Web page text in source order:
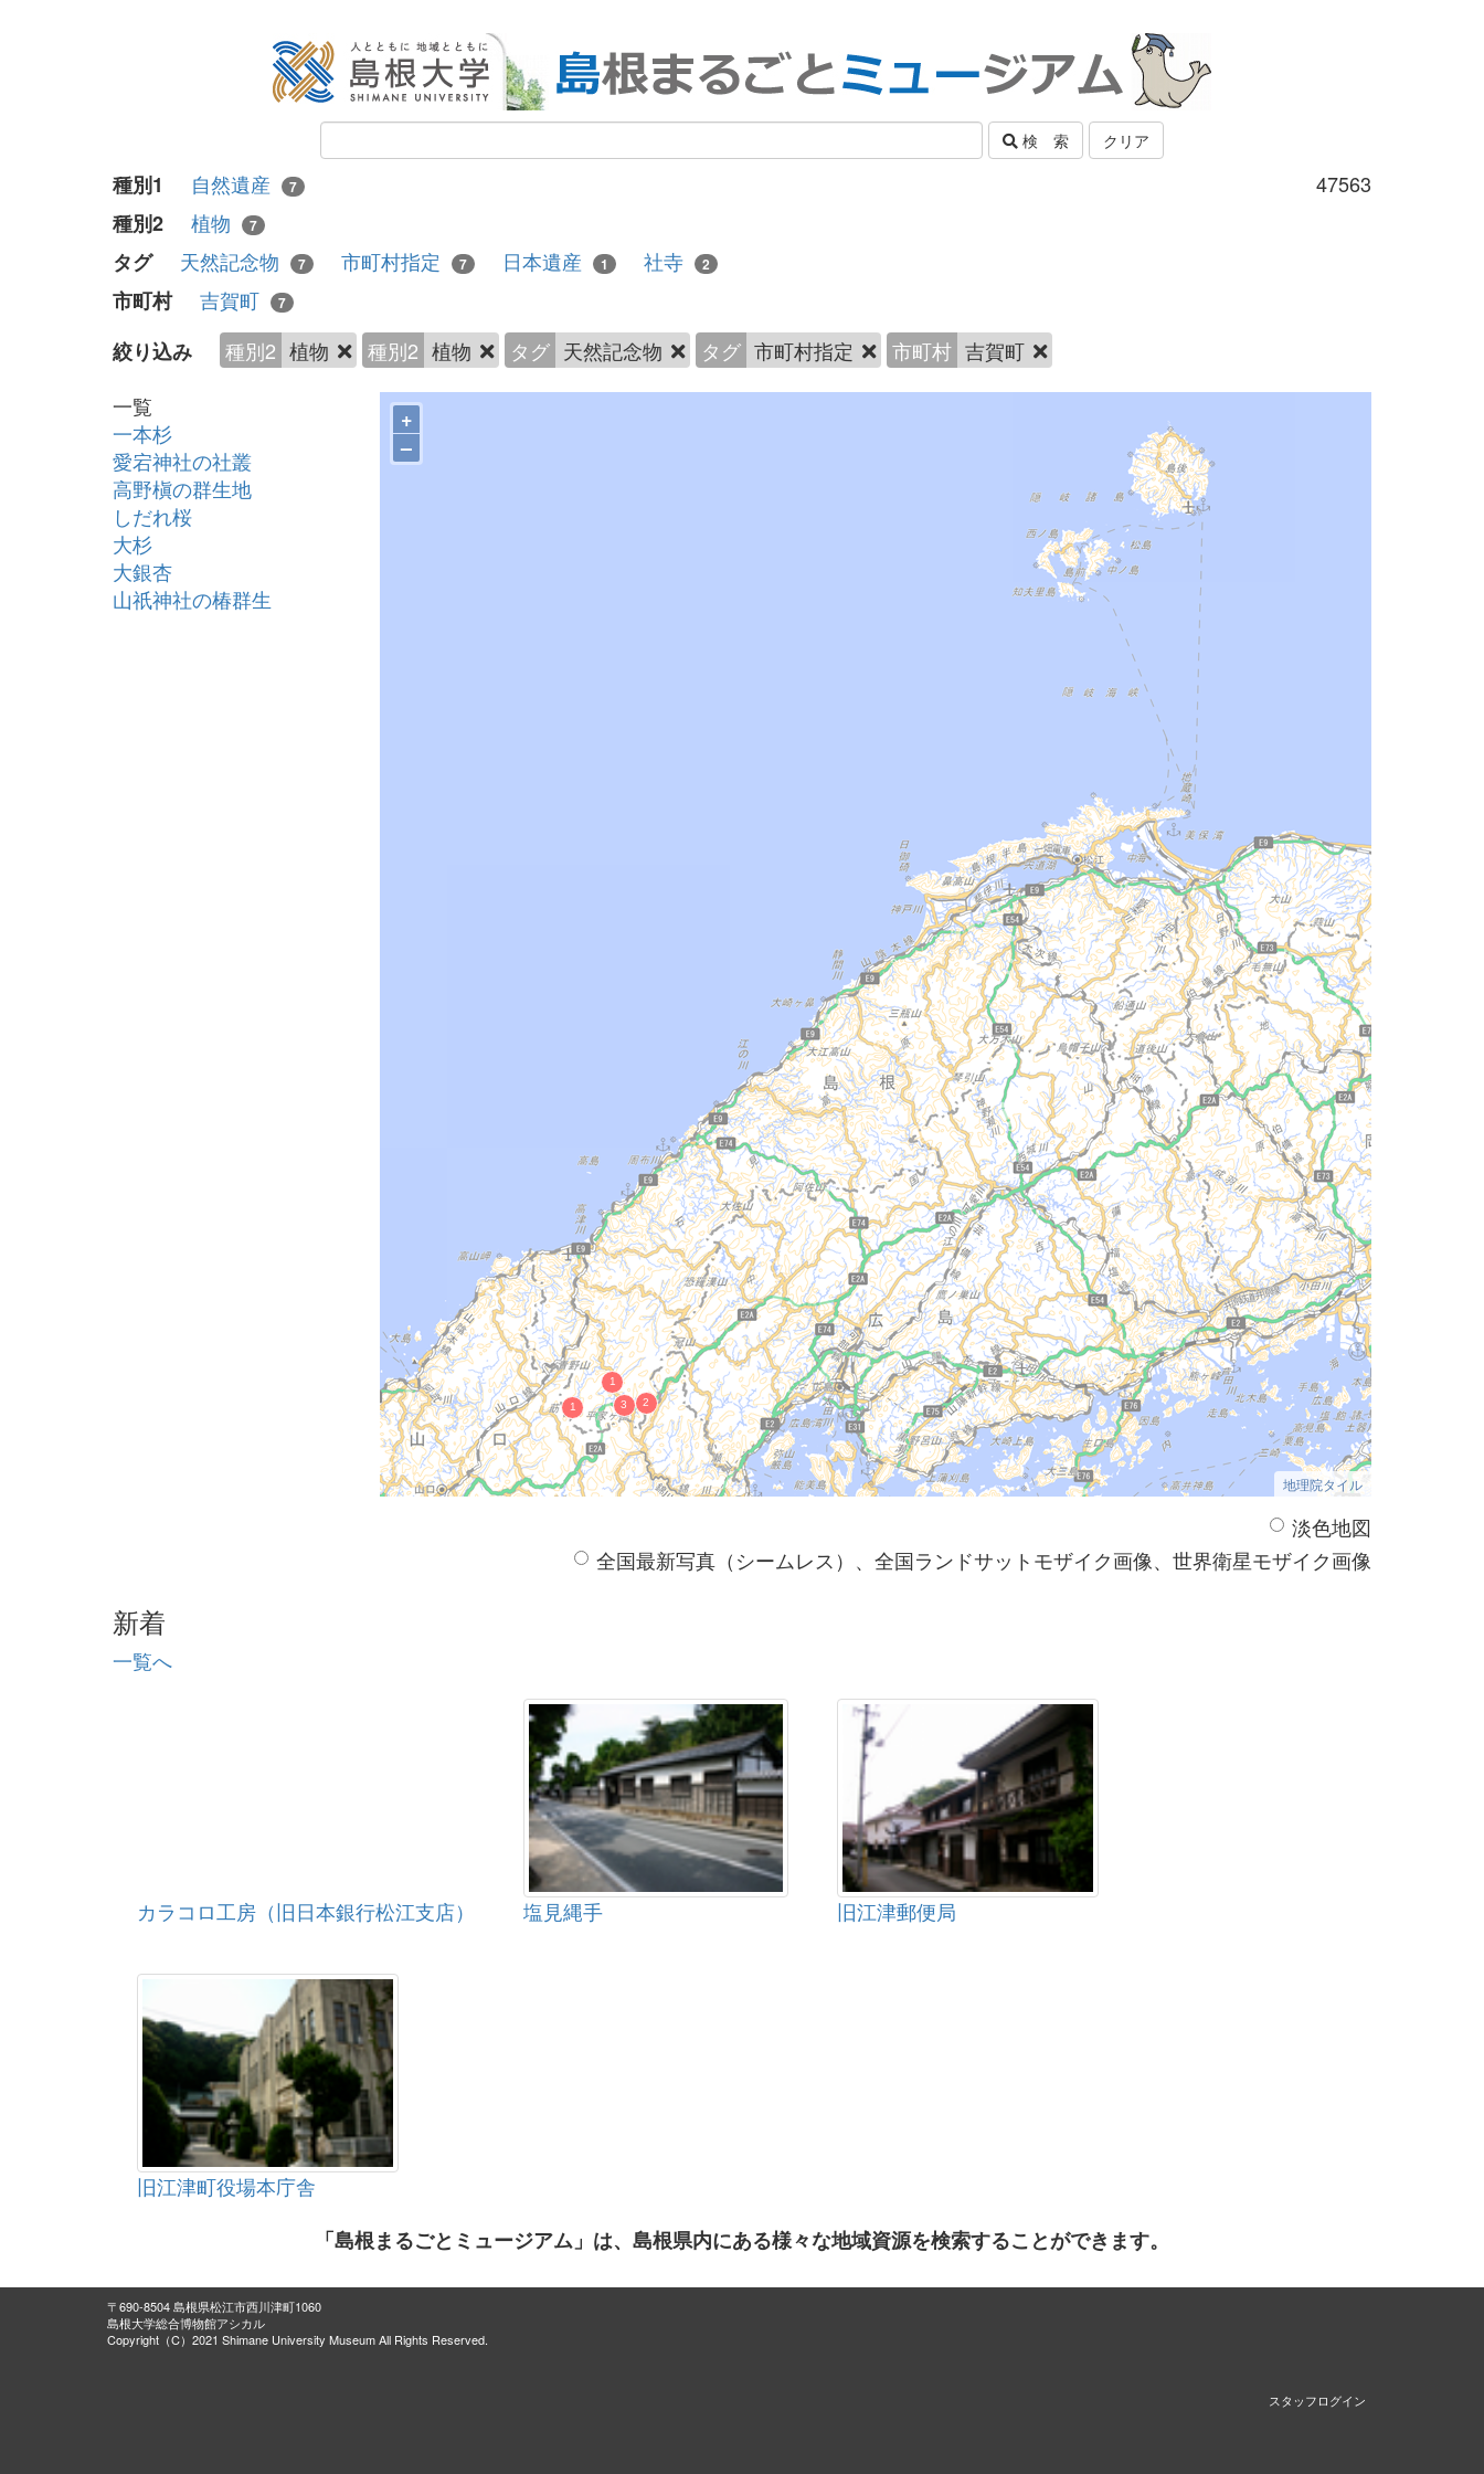
検 索 クリア
47563
種別1 自然遺産 7
種別2 植物 7
タグ 天然記念物 7 市町村指定 7 日本遺産 1 社寺 2
市町村 吉賀町 7
絞り込み 種別2 植物 種別2 植物 タグ 天然記念物 タグ 市町村指定 市町村 吉賀町
一覧
一本杉
愛宕神社の社叢
高野槇の群生地
しだれ桜
大杉
大銀杏
山祇神社の椿群生
+
–
地理院タイル
淡色地図
全国最新写真（シームレス）、全国ランドサットモザイク画像、世界衛星モザイク画像
新着
一覧へ
カラコロ工房（旧日本銀行松江支店） 塩見縄手 旧江津郵便局
旧江津町役場本庁舎
「島根まるごとミュージアム」は、島根県内にある様々な地域資源を検索することができます。
〒690-8504 島根県松江市西川津町1060
島根大学総合博物館アシカル
Copyright（C）2021 Shimane University Museum All Rights Reserved.
スタッフログイン